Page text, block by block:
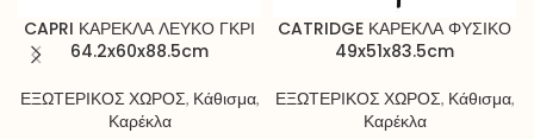
CAPRI ΚΑΡΕΚΛΑ ΛΕΥΚΟ ΓΚΡΙ
64.2x60x88.5cm
ΕΞΩΤΕΡΙΚΟΣ ΧΩΡΟΣ, Κάθισμα,
Καρέκλα
CATRIDGE ΚΑΡΕΚΛΑ ΦΥΣΙΚΟ
49x51x83.5cm
ΕΞΩΤΕΡΙΚΟΣ ΧΩΡΟΣ, Κάθισμα,
Καρέκλα